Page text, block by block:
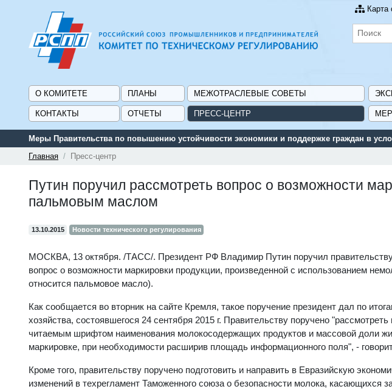
Карта
О КОМИТЕТЕ ПЛАНЫ МЕЖОТРАСЛЕВЫЕ СОВЕТЫ
КОНТАКТЫ ОТЧЕТЫ ПРЕСС-ЦЕНТР
Меры Правительства по повышению устойчивости экономики и поддержке граждан в
Главная
Пресс-центр
Путин поручил рассмотреть вопрос о возможности
пальмовым маслом
13.10.2015 Новости технического регулирования
МОСКВА, 13 октября. /ТАСС/. Президент РФ Владимир Путин поручил правительству
вопрос о возможности маркировки продукции, произведенной с использованием
относится пальмовое масло).
Как сообщается во вторник на сайте Кремля, такое поручение президент дал по
хозяйства, состоявшегося 24 сентября 2015 г. Правительству поручено
читаемым шрифтом наименования молокосодержащих продуктов и массовой доли
маркировке, при необходимости расширив площадь информационного поля", -
Кроме того, правительству поручено подготовить и направить в Евразийскую
изменений в техрегламент Таможенного союза о безопасности молока, касающихся